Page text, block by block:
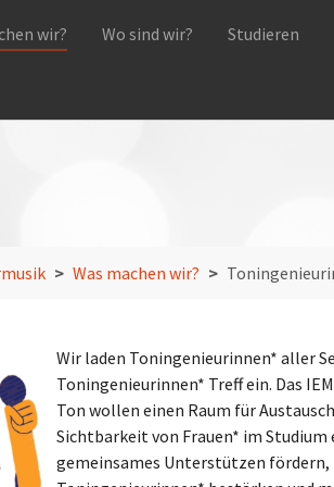
wir? Wo sind wir? Studieren
Was machen wir?
Wir laden Toningenieurinnen* aller
Toningenieurinnen* Treff ein. Das IEM
Ton wollen einen Raum für
Sichtbarkeit von Frauen* im Studium
gemeinsames Unterstützen fördern,